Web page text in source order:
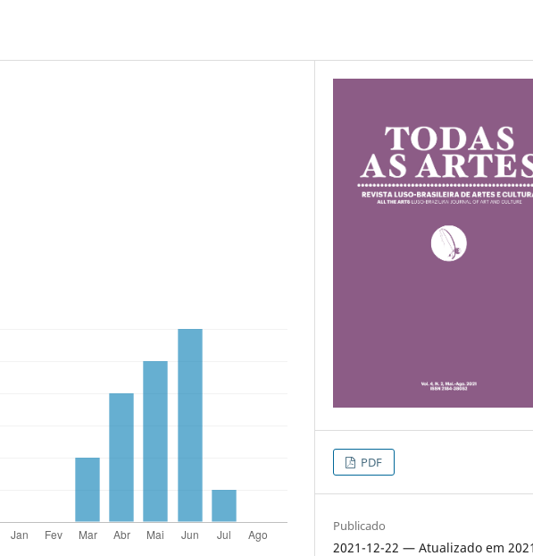
PDF
Publicado
2021-12-22 — Atualizado em